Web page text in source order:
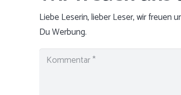
Liebe Leserin, lieber Leser, wir freuen
Du Werbung.